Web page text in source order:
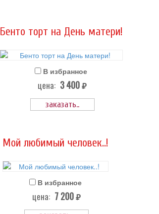
Бенто торт на День матери!
В избранное
цена: 3 400 руб.
заказать..
Мой любимый человек..!
В избранное
цена: 7 200 руб.